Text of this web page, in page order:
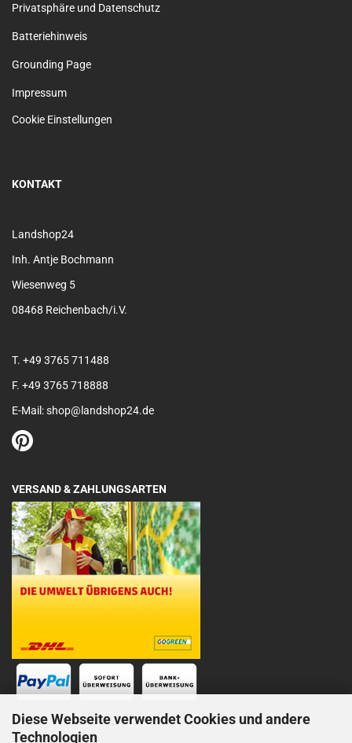
Diese Webseite verwendet Cookies und andere
Technologien
Privatsphäre und Datenschutz
Batteriehinweis
Grounding Page
Impressum
Cookie Einstellungen
KONTAKT
Landshop24
Inh. Antje Bochmann
Wiesenweg 5
08468 Reichenbach/i.V.
T. +49 3765 711488
F. +49 3765 718888
E-Mail: shop@landshop24.de
VERSAND & ZAHLUNGSARTEN